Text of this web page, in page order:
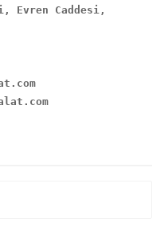
Evren Caddesi,